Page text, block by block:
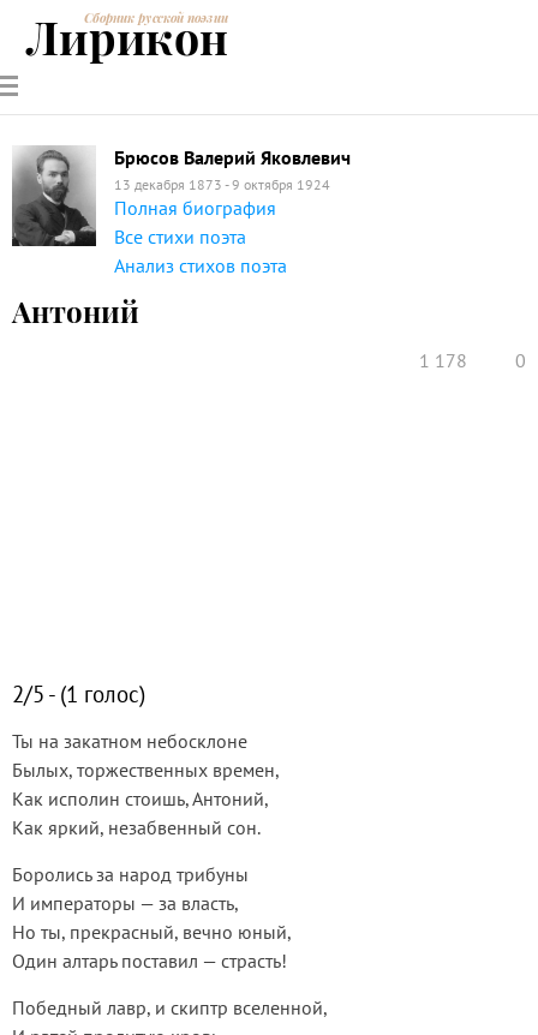
РУССКИЕ
ПОЭТЫ
СОВРЕМЕННИКИЭНЦИКЛОПЕДИЯ
ПОЭЗИИ
Сборник русской поэзии
Лирикон
Брюсов Валерий Яковлевич
13 декабря 1873 - 9 октября 1924
Полная биография
Все стихи поэта
Анализ стихов поэта
Антоний
1 178 0
2/5 - (1 голос)
Ты на закатном небосклоне
Былых, торжественных времен,
Как исполин стоишь, Антоний,
Как яркий, незабвенный сон.
Боролись за народ трибуны
И императоры — за власть,
Но ты, прекрасный, вечно юный,
Один алтарь поставил — страсть!
Победный лавр, и скиптр вселенной,